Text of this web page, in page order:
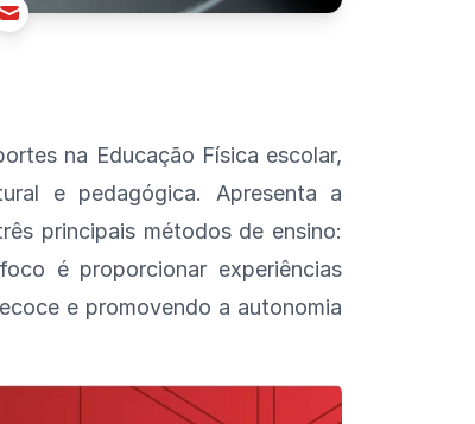
Email
na Educação Física escolar,
e pedagógica. Apresenta a
principais métodos de ensino:
é proporcionar experiências
e promovendo a autonomia